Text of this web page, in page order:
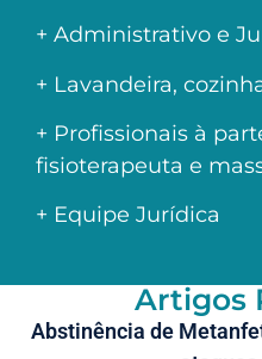
+ Administrativo e
+ Lavandeira,
+ Profissionais à
fisioterapeuta e
+ Equipe Jurídica
Artigos
Abstinência de